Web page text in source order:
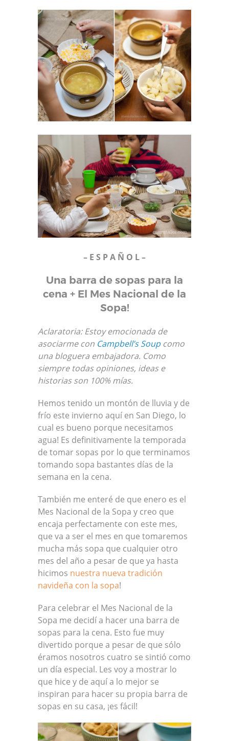
– E S P A Ñ O L –
Una barra de sopas para la
cena + El Mes Nacional de la
Sopa!
Aclaratoria: Estoy emocionada de
asociarme con Campbell’s Soupcomo
una bloguera embajadora. Como
siempre todas opiniones, ideas e
historias son 100% mías.
Hemos tenido un montón de lluvia y de
frío este invierno aquí en San Diego, lo
cual es bueno porque necesitamos
agua! Es definitivamente la temporada
de tomar sopas por lo que terminamos
tomando sopa bastantes días de la
semana en la cena.
También me enteré de que enero es el
Mes Nacional de la Sopa y creo que
encaja perfectamente con este mes,
que va a ser el mes en que tomaremos
mucha más sopa que cualquier otro
mes del año a pesar de que ya hasta
hicimos nuestra nueva tradición
navideña con la sopa!
Para celebrar el Mes Nacional de la
Sopa me decidí a hacer una barra de
sopas para la cena. Esto fue muy
divertido porque a pesar de que sólo
éramos nosotros cuatro se sintió como
un día especial. Les voy a mostrar lo
que hice y de aquí a lo mejor se
inspiran para hacer su propia barra de
sopas en su casa, ¡es fácil!